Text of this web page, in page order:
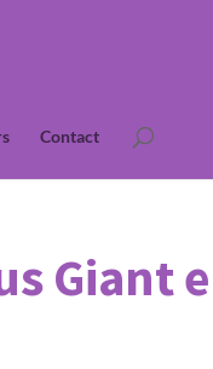
Contact
Giant